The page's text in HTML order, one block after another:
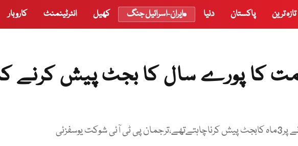
تازہ ترین پاکستان دنیا ایران-اسرائیل جنگ کھیل انٹرٹینمنٹ کاروبار
کا پورے سال کا بجٹ پیش کرنے
یوسفزئی